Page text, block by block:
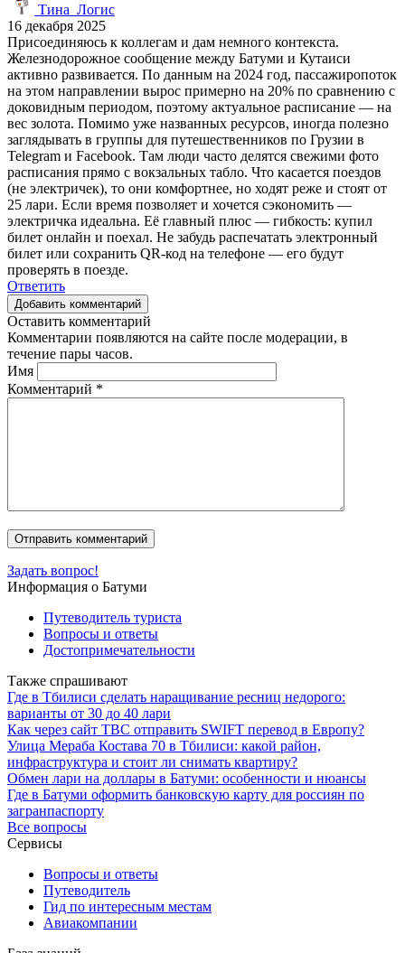
Тина_Логис
16 декабря 2025
Присоединяюсь к коллегам и дам немного контекста.
Железнодорожное сообщение между Батуми и Кутаиси
активно развивается. По данным на 2024 год, пассажиропоток
на этом направлении вырос примерно на 20% по сравнению с
доковидным периодом, поэтому актуальное расписание — на
вес золота. Помимо уже названных ресурсов, иногда полезно
заглядывать в группы для путешественников по Грузии в
Telegram и Facebook. Там люди часто делятся свежими фото
расписания прямо с вокзальных табло. Что касается поездов
(не электричек), то они комфортнее, но ходят реже и стоят от
25 лари. Если время позволяет и хочется сэкономить —
электричка идеальна. Её главный плюс — гибкость: купил
билет онлайн и поехал. Не забудь распечатать электронный
билет или сохранить QR-код на телефоне — его будут
проверять в поезде.
Ответить
Добавить комментарий
Оставить комментарий
Комментарии появляются на сайте после модерации, в
течение пары часов.
Имя
Комментарий *
Задать вопрос!
Информация о Батуми
Путеводитель туриста
Вопросы и ответы
Достопримечательности
Также спрашивают
Где в Тбилиси сделать наращивание ресниц недорого:
варианты от 30 до 40 лари
Как через сайт TBC отправить SWIFT перевод в Европу?
Улица Мераба Костава 70 в Тбилиси: какой район,
инфраструктура и стоит ли снимать квартиру?
Обмен лари на доллары в Батуми: особенности и нюансы
Где в Батуми оформить банковскую карту для россиян по
загранпаспорту
Все вопросы
Сервисы
Вопросы и ответы
Путеводитель
Гид по интересным местам
Авиакомпании